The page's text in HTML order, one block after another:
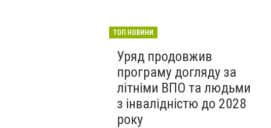
адміністрація оскаржує
судами право власності на
житло
Вчора
ТОП НОВИНИ
Уряд продовжив
програму догляду за
літніми ВПО та людьми
з інвалідністю до 2028
року